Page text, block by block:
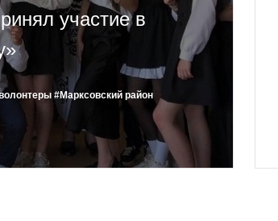
участие в
#Марксовский район